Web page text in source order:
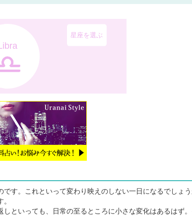
星座を選ぶ
す。これといって変わり映えのしない一日になるでしょ
といっても、日常の至るところに小さな変化はあるはず